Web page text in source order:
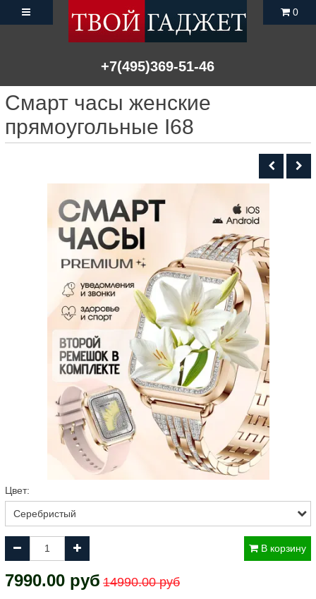
+7(495)369-51-46
0
Смарт часы женские
прямоугольные I68
Цвет:
В корзину
7990.00 руб 14990.00 руб